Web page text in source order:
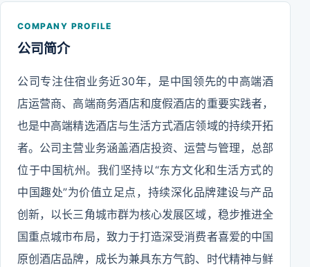
COMPANY PROFILE
公司简介
公司专注住宿业务近30年，是中国领先的中高端酒
店运营商、高端商务酒店和度假酒店的重要实践者，
也是中高端精选酒店与生活方式酒店领域的持续开拓
者。公司主营业务涵盖酒店投资、运营与管理，总部
位于中国杭州。我们坚持以“东方文化和生活方式的
中国趣处”为价值立足点，持续深化品牌建设与产品
创新，以长三角城市群为核心发展区域，稳步推进全
国重点城市布局，致力于打造深受消费者喜爱的中国
原创酒店品牌，成长为兼具东方气韵、时代精神与鲜